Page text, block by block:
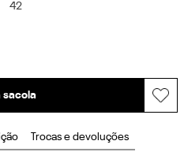
42
sacola
Trocas e devoluções